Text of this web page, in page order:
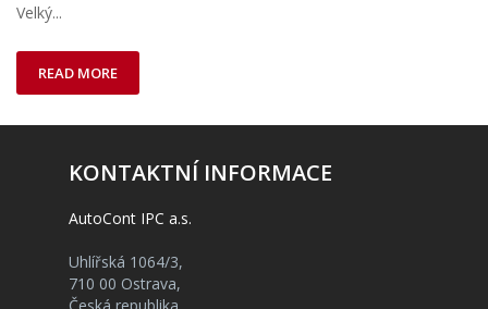
Velký...
READ MORE
KONTAKTNÍ INFORMACE
AutoCont IPC a.s.
Uhlířská 1064/3,
710 00 Ostrava,